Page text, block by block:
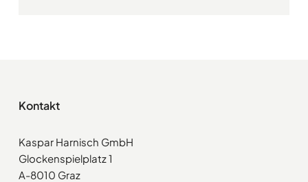
Kontakt
Kaspar Harnisch GmbH
Glockenspielplatz 1
A-8010 Graz